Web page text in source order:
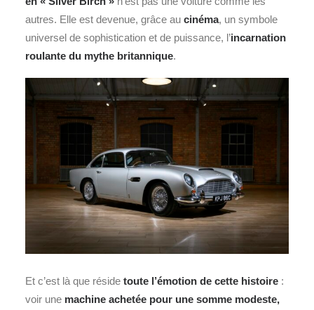
autres. Elle est devenue, grâce au cinéma, un symbole
universel de sophistication et de puissance, l’incarnation
roulante du mythe britannique.
Et c’est là que réside toute l’émotion de cette histoire :
voir une machine achetée pour une somme modeste,